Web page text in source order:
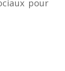
pour